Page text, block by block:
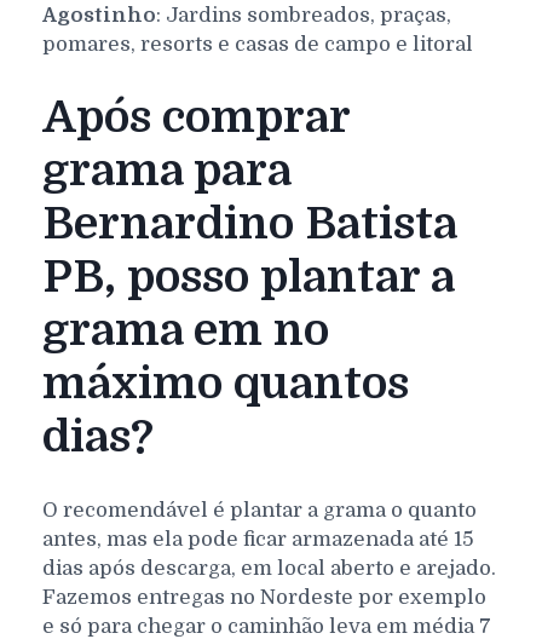
Agostinho: Jardins sombreados, praças,
pomares, resorts e casas de campo e litoral
Após comprar
grama para
Bernardino Batista
PB, posso plantar a
grama em no
máximo quantos
dias?
O recomendável é plantar a grama o quanto
antes, mas ela pode ficar armazenada até 15
dias após descarga, em local aberto e arejado.
Fazemos entregas no Nordeste por exemplo
e só para chegar o caminhão leva em média 7